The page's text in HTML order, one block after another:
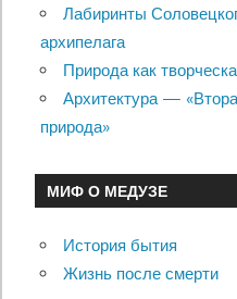
Лабиринты
архипелага
Природа как
Архитектура —
природа»
МИФ О МЕДУЗЕ
История бытия
Жизнь после смерти